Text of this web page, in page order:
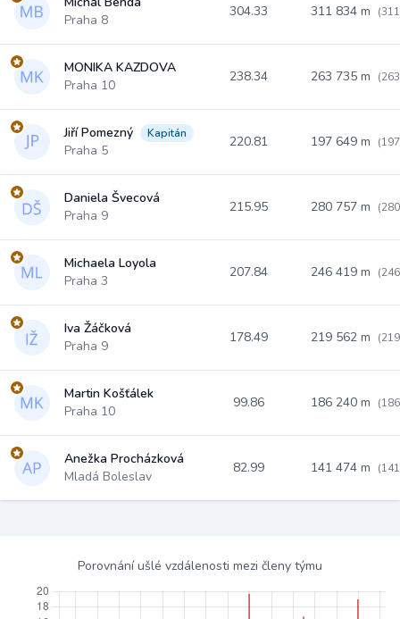
Praha 8
304.33 311 834 m
MONIKA KAZDOVA
Praha 10
238.34 263 735 m
Jiří Pomezný Kapitán
Praha 5
220.81 197 649 m
Daniela Švecová
Praha 9
215.95 280 757 m
Michaela Loyola
Praha 3
207.84 246 419 m
Iva Žáčková
Praha 9
178.49 219 562 m
Martin Košťálek
Praha 10
99.86 186 240 m
Anežka Procházková
Mladá Boleslav
82.99 141 474 m
Porovnání ušlé vzdálenosti mezi členy týmu